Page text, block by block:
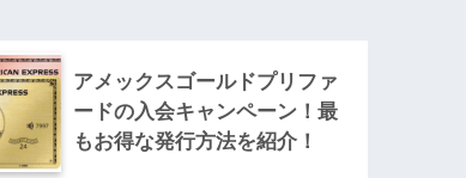
アメックスゴールドプリファ
ードの入会キャンペーン！最
もお得な発行方法を紹介！